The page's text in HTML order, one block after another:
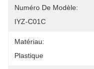
Numéro De Modèle:
IYZ-C01C
Matériau:
Plastique